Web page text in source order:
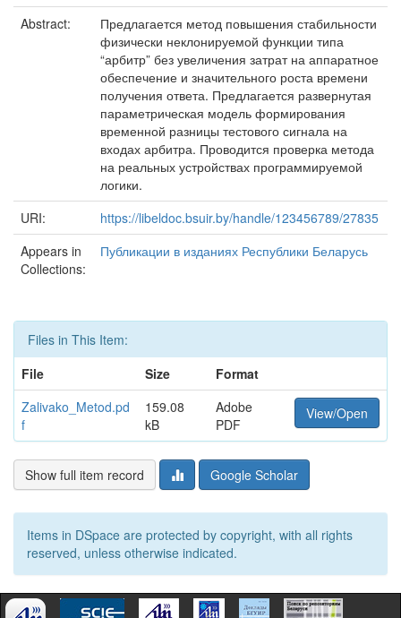
Abstract:
Предлагается метод повышения стабильности
физически неклонируемой функции типа
“арбитр” без увеличения затрат на аппаратное
обеспечение и значительного роста времени
получения ответа. Предлагается развернутая
параметрическая модель формирования
временной разницы тестового сигнала на
входах арбитра. Проводится проверка метода
на реальных устройствах программируемой
логики.
URI:
https://libeldoc.bsuir.by/handle/123456789/27835
Appears in
Collections:
Публикации в изданиях Республики Беларусь
Files in This Item:
File
Size
Format
Zalivako_Metod.pd
f
159.08
kB
Adobe
PDF
View/Open
Show full item record Google Scholar
Items in DSpace are protected by copyright, with all rights
reserved, unless otherwise indicated.